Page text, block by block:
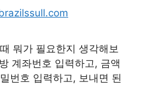
뭐가 필요한지 생각해보
계좌번호 입력하고, 금액
번호 입력하고, 보내면 된